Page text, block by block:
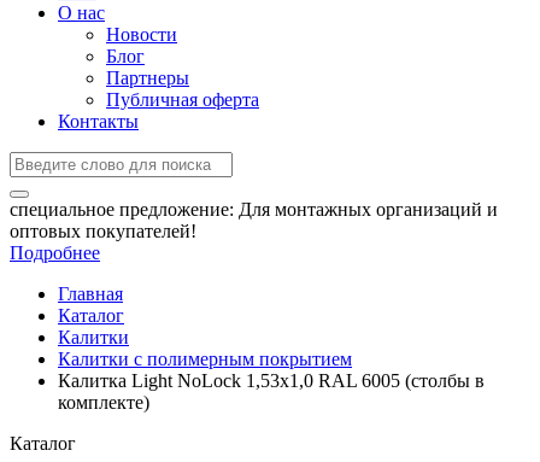
О нас
Новости
Блог
Партнеры
Публичная оферта
Контакты
специальное предложение: Для монтажных организаций и
оптовых покупателей!
Подробнее
Главная
Каталог
Калитки
Калитки с полимерным покрытием
Калитка Light NoLock 1,53х1,0 RAL 6005 (столбы в
комплекте)
Каталог